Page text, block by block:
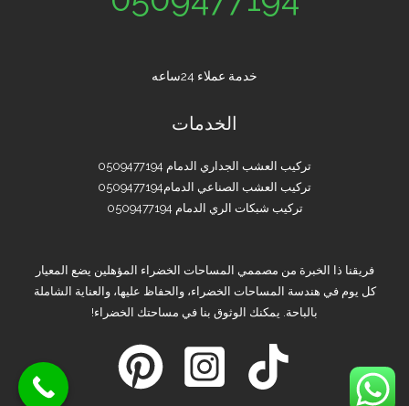
خدمة عملاء 24ساعه
الخدمات
تركيب العشب الجداري الدمام 0509477194
تركيب العشب الصناعي الدمام0509477194
تركيب شبكات الري الدمام 0509477194
فريقنا ذا الخبرة من مصممي المساحات الخضراء المؤهلين يضع المعيار
كل يوم في هندسة المساحات الخضراء، والحفاظ عليها، والعناية الشاملة
بالباحة. يمكنك الوثوق بنا في مساحتك الخضراء!